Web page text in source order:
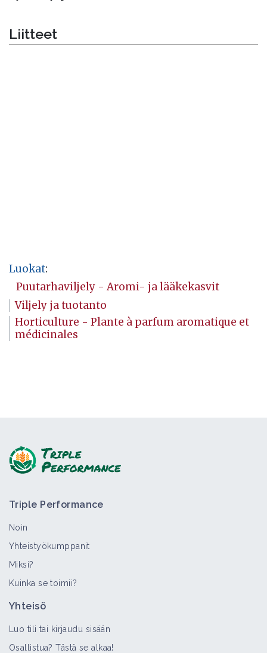
Liitteet
Luokat:
Puutarhaviljely - Aromi- ja lääkekasvit
Viljely ja tuotanto
Horticulture - Plante à parfum aromatique et
médicinales
Triple Performance
Noin
Yhteistyökumppanit
Miksi?
Kuinka se toimii?
Yhteisö
Luo tili tai kirjaudu sisään
Osallistua? Tästä se alkaa!